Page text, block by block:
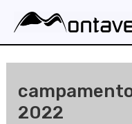
contenido
2022